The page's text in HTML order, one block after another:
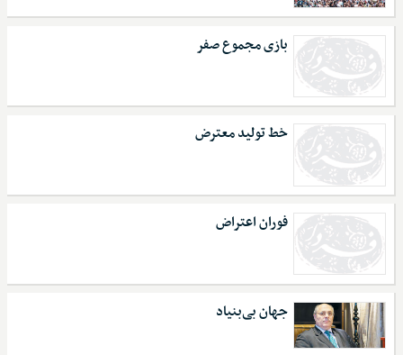
بازی مجموع صفر
خط تولید معترض
فوران اعتراض
جهان بی‌بنیاد